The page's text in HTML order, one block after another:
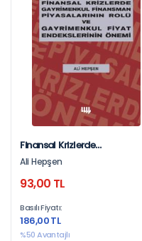
Finansal Krizlerde
Gayrimenkul Finansman
Piyasalarının Rolü Ve
Gayrimenkul Fiyat
Ali Hepşen
93,00 TL
Basılı Fiyatı:
186,00 TL
%50 Avantajlı